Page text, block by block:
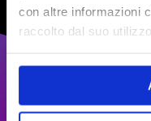
con altre informazioni
raccolto dal suo